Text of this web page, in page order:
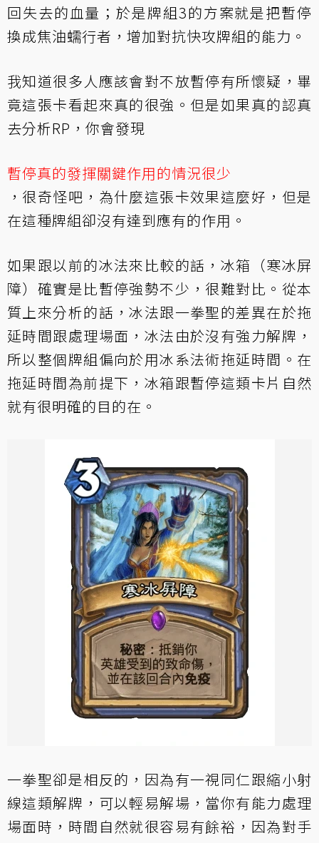
回失去的血量；於是牌組3的方案就是把暫停
換成焦油蠕行者，增加對抗快攻牌組的能力。
我知道很多人應該會對不放暫停有所懷疑，畢
竟這張卡看起來真的很強。但是如果真的認真
去分析RP，你會發現
暫停真的發揮關鍵作用的情況很少
，很奇怪吧，為什麼這張卡效果這麼好，但是
在這種牌組卻沒有達到應有的作用。
如果跟以前的冰法來比較的話，冰箱（寒冰屏
障）確實是比暫停強勢不少，很難對比。從本
質上來分析的話，冰法跟一拳聖的差異在於拖
延時間跟處理場面，冰法由於沒有強力解牌，
所以整個牌組偏向於用冰系法術拖延時間。在
拖延時間為前提下，冰箱跟暫停這類卡片自然
就有很明確的目的在。
一拳聖卻是相反的，因為有一視同仁跟縮小射
線這類解牌，可以輕易解場，當你有能力處理
場面時，時間自然就很容易有餘裕，因為對手